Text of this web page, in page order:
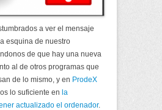
a ver el mensaje
esquina de nuestro
de que hay una nueva
al de otros programas que
de lo mismo, y en ProdeX
lo suficiente en la
actualizado el ordenador.